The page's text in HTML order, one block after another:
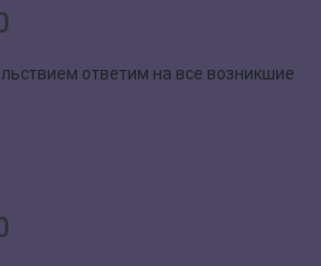
ответим на все возникшие